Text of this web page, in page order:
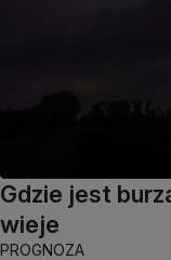
Gdzie jest
wieje
PROGNOZA